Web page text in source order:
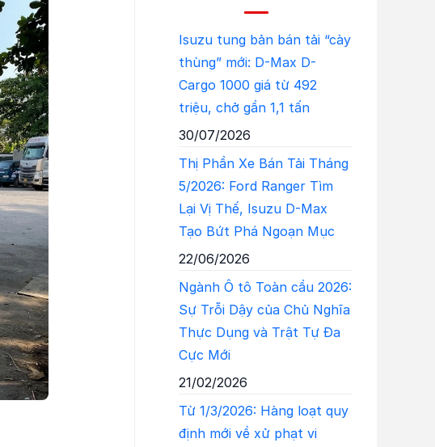
Isuzu tung bản bán tải “cày
thùng” mới: D-Max D-
Cargo 1000 giá từ 492
triệu, chở gần 1,1 tấn
30/07/2026
Thị Phần Xe Bán Tải Tháng
5/2026: Ford Ranger Tìm
Lại Vị Thế, Isuzu D-Max
Tạo Bứt Phá Ngoạn Mục
22/06/2026
Ngành Ô tô Toàn cầu 2026:
Sự Trỗi Dậy của Chủ Nghĩa
Thực Dụng và Trật Tự Đa
Cực Mới
21/02/2026
Từ 1/3/2026: Hàng loạt quy
định mới về xử phạt vi